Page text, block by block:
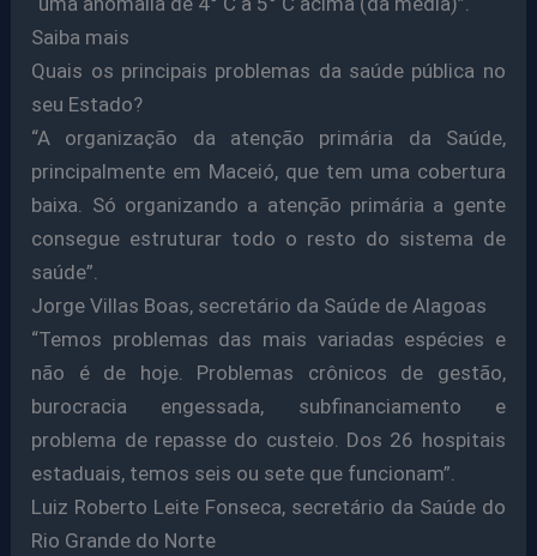
Saiba mais
Quais os principais problemas da saúde pública no
seu Estado?
“A organização da atenção primária da Saúde,
principalmente em Maceió, que tem uma cobertura
baixa. Só organizando a atenção primária a gente
consegue estruturar todo o resto do sistema de
saúde”.
Jorge Villas Boas, secretário da Saúde de Alagoas
“Temos problemas das mais variadas espécies e
não é de hoje. Problemas crônicos de gestão,
burocracia engessada, subfinanciamento e
problema de repasse do custeio. Dos 26 hospitais
estaduais, temos seis ou sete que funcionam”.
Luiz Roberto Leite Fonseca, secretário da Saúde do
Rio Grande do Norte